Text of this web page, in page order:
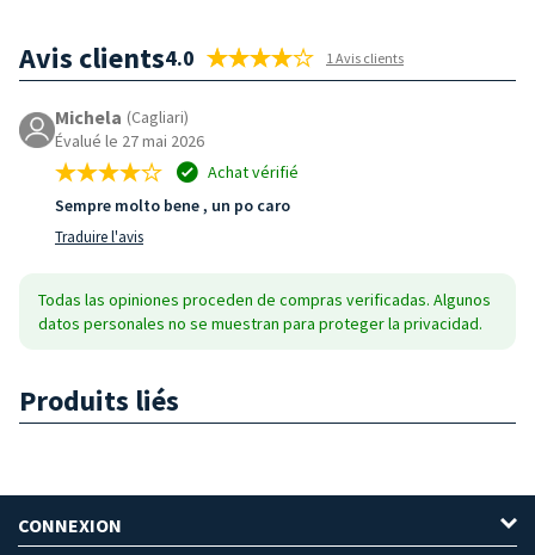
Avis clients4.0 1 Avis clients
Michela (Cagliari)
Évalué le 27 mai 2026
Achat vérifié
Sempre molto bene , un po caro
Traduire l'avis
Todas las opiniones proceden de compras verificadas. Algunos
datos personales no se muestran para proteger la privacidad.
Produits liés
CONNEXION